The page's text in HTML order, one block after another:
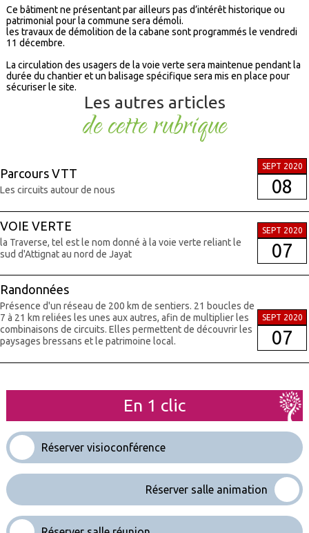
Ce bâtiment ne présentant par ailleurs pas d’intérêt historique ou
patrimonial pour la commune sera démoli.
les travaux de démolition de la cabane sont programmés le vendredi
11 décembre.
La circulation des usagers de la voie verte sera maintenue pendant la
durée du chantier et un balisage spécifique sera mis en place pour
sécuriser le site.
Les autres articles
de cette rubrique
Parcours VTT
Les circuits autour de nous
SEPT 2020
08
VOIE VERTE
la Traverse, tel est le nom donné à la voie verte reliant le
sud d'Attignat au nord de Jayat
SEPT 2020
07
Randonnées
Présence d'un réseau de 200 km de sentiers. 21 boucles de
7 à 21 km reliées les unes aux autres, afin de multiplier les
combinaisons de circuits. Elles permettent de découvrir les
paysages bressans et le patrimoine local.
SEPT 2020
07
En 1 clic
Réserver visioconférence
Réserver salle animation